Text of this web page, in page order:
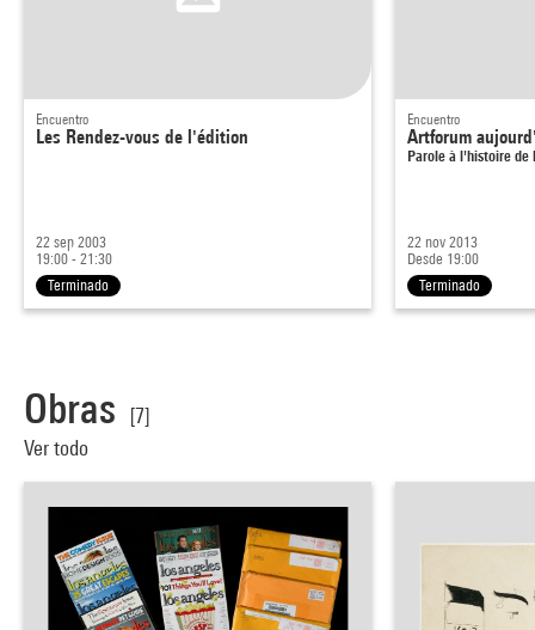
Encuentro
Les Rendez-vous de l'édition
22 sep 2003
19:00 - 21:30
Terminado
Encuentro
Artforum
Parole à l'histoire
22 nov 2013
Desde 19:00
Terminado
Obras
[7]
Ver todo